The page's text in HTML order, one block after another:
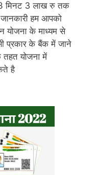
मिनट 3 लाख रु तक
हम आपको
योजना के माध्यम से
प्रकार के बैंक में जाने
योजना में
है